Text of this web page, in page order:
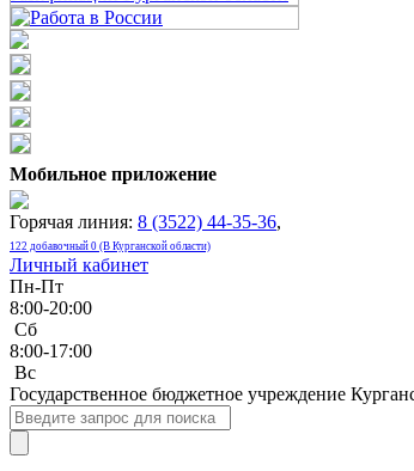
Мобильное приложение
Горячая линия: 8 (3522) 44-35-36,
122 добавочный 0 (В Курганской области)
Личный кабинет
Пн-Пт
8:00-20:00
Сб
8:00-17:00
Bc
Государственное бюджетное учреждение